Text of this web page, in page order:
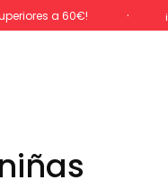
a 60€!